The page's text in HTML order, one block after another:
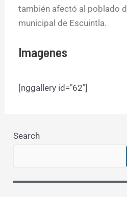
también afectó al poblado
municipal de Escuintla.
Imagenes
[nggallery id="62"]
Search